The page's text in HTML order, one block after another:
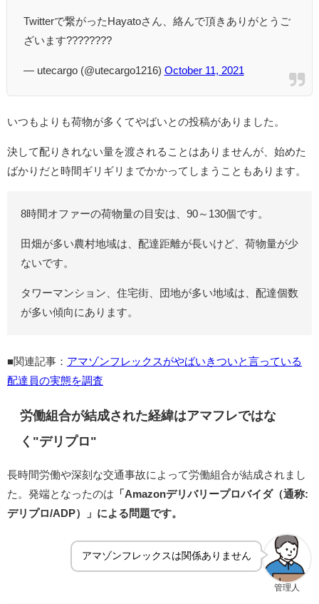
Twitterで繋がったHayatoさん、絡んで頂きありがとうご
ざいます????????
— utecargo (@utecargo1216) October 11, 2021
いつもよりも荷物が多くてやばいとの投稿がありました。
決して配りきれない量を渡されることはありませんが、始めた
ばかりだと時間ギリギリまでかかってしまうこともあります。
8時間オファーの荷物量の目安は、90～130個です。
田畑が多い農村地域は、配達距離が長いけど、荷物量が少
ないです。
タワーマンション、住宅街、団地が多い地域は、配達個数
が多い傾向にあります。
■関連記事： アマゾンフレックスがやばいきついと言っている
配達員の実態を調査
労働組合が結成された経緯はアマフレではな
く"デリプロ"
長時間労働や深刻な交通事故によって労働組合が結成されまし
た。発端となったのは 「Amazonデリバリープロバイダ（通称:
デリプロ/ADP）」による問題です。
管理人
アマゾンフレックスは関係ありません